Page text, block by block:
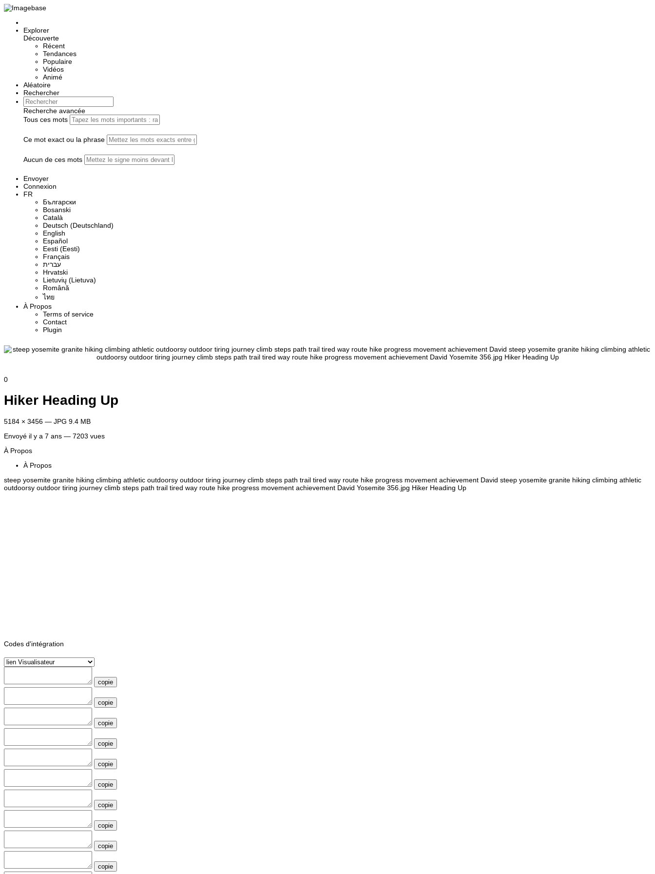
Explorer
Découverte
Récent
Tendances
Populaire
Vidéos
Animé
Aléatoire
Rechercher
Recherche avancée
Tous ces mots
Ce mot exact ou la phrase
Aucun de ces mots
Envoyer
Connexion
FR
Български
Bosanski
Сatalà
Deutsch (Deutschland)
English
Español
Eesti (Eesti)
Français
עברית
Hrvatski
Lietuvių (Lietuva)
Română
ไทย
À Propos
Terms of service
Contact
Plugin
0
Hiker Heading Up
5184 × 3456 — JPG 9.4 MB
Envoyé il y a 7 ans — 7203 vues
À Propos
À Propos
steep yosemite granite hiking climbing athletic outdoorsy outdoor tiring journey climb steps path trail tired way route hike progress movement achievement David steep yosemite granite hiking climbing athletic
outdoorsy outdoor tiring journey climb steps path trail tired way route hike progress movement achievement David Yosemite 356.jpg Hiker Heading Up
Codes d'intégration
copie
copie
copie
copie
copie
copie
copie
copie
copie
copie